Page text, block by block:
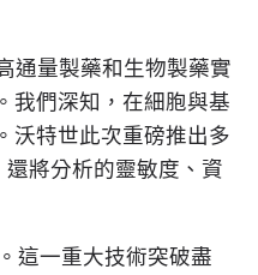
通量製藥和生物製藥實
我們深知，在細胞與基
沃特世此次重磅推出多
將分析的靈敏度、資
這一重大技術突破盡